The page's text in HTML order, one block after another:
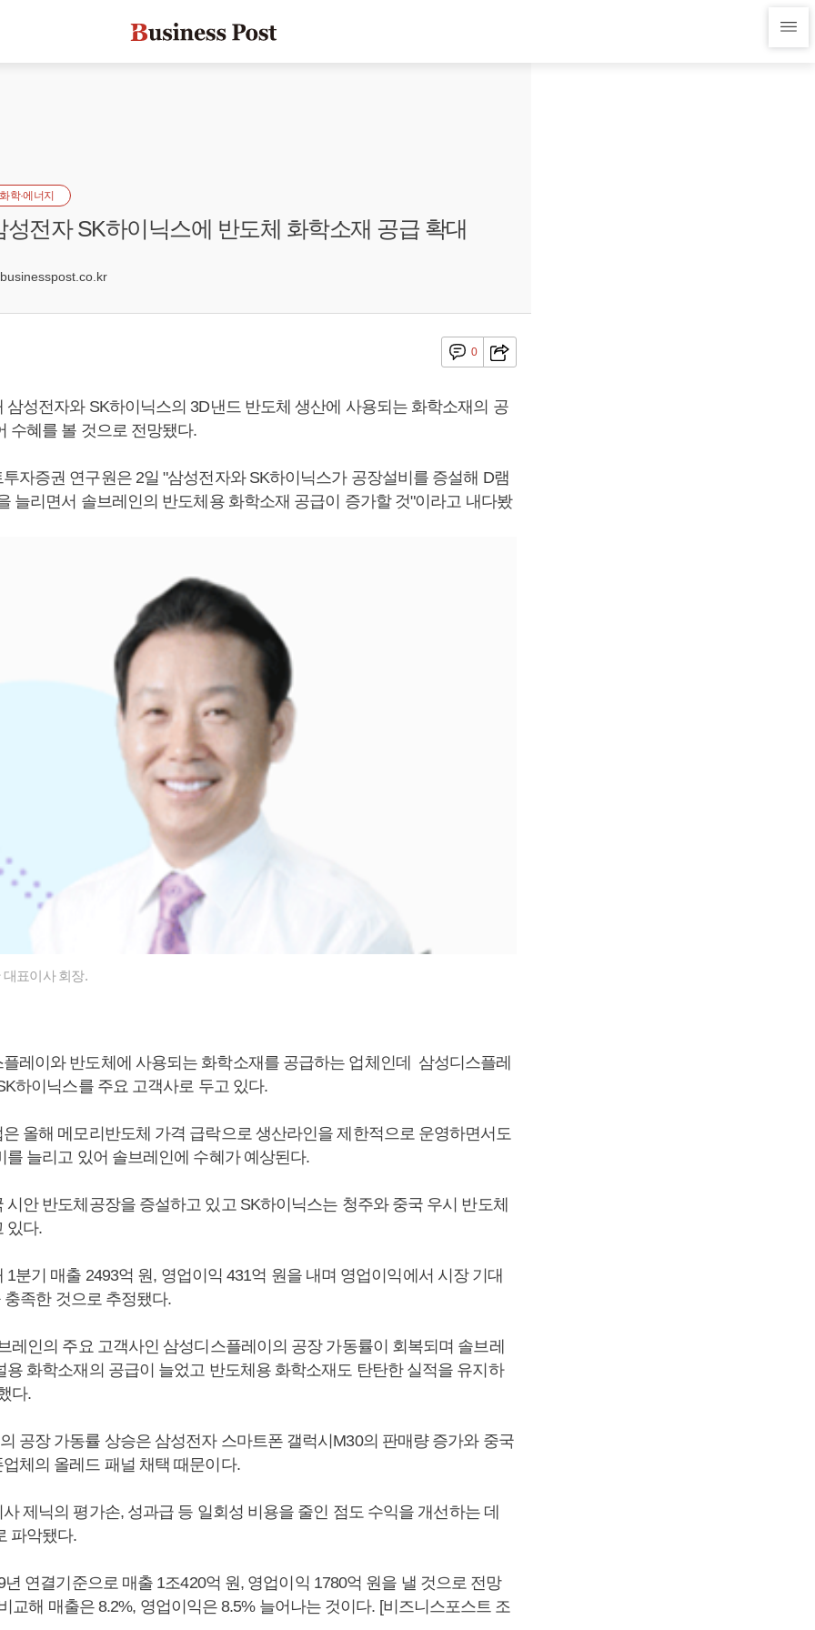
화학·에너지
성전자 SK하이닉스에 반도체 화학소재 공급 확대
0
삼성전자와 SK하이닉스의 3D낸드 반도체 생산에 사용되는 화학소재의 공
수혜를 볼 것으로 전망됐다.
자증권 연구원은 2일 "삼성전자와 SK하이닉스가 공장설비를 증설해 D램
늘리면서 솔브레인의 반도체용 화학소재 공급이 증가할 것"이라고 내다봤
표이사 회장.
레이와 반도체에 사용되는 화학소재를 공급하는 업체인데 삼성디스플레
하이닉스를 주요 고객사로 두고 있다.
올해 메모리반도체 가격 급락으로 생산라인을 제한적으로 운영하면서도
를 늘리고 있어 솔브레인에 수혜가 예상된다.
시안 반도체공장을 증설하고 있고 SK하이닉스는 청주와 중국 우시 반도체
있다.
1분기 매출 2493억 원, 영업이익 431억 원을 내며 영업이익에서 시장 기대
족한 것으로 추정됐다.
레인의 주요 고객사인 삼성디스플레이의 공장 가동률이 회복되며 솔브레
용 화학소재의 공급이 늘었고 반도체용 화학소재도 탄탄한 실적을 유지하
다.
공장 가동률 상승은 삼성전자 스마트폰 갤럭시M30의 판매량 증가와 중국
체의 올레드 패널 채택 때문이다.
제닉의 평가손, 성과급 등 일회성 비용을 줄인 점도 수익을 개선하는 데
파악됐다.
연결기준으로 매출 1조420억 원, 영업이익 1780억 원을 낼 것으로 전망
교해 매출은 8.2%, 영업이익은 8.5% 늘어나는 것이다. [비즈니스포스트 조